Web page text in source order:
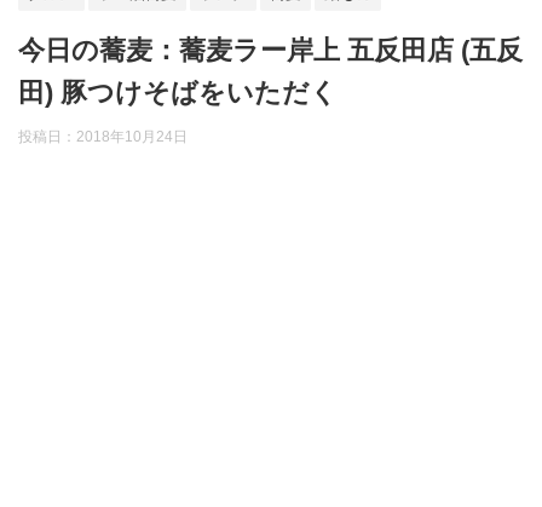
今日の蕎麦：蕎麦ラー岸上 五反田店 (五反
田) 豚つけそばをいただく
投稿日：2018年10月24日